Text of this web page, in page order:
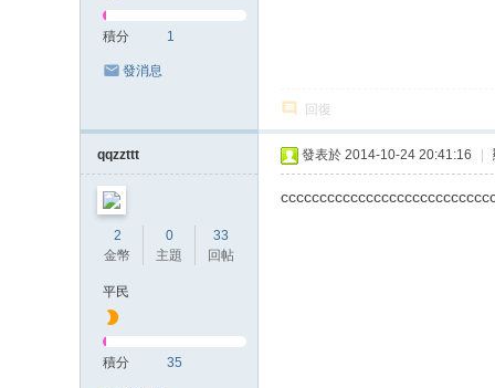
積分 1
發消息
回復
qqzzttt
2
金幣
0
主題
33
回帖
平民
積分 35
發表於 2014-10-24 20:41:16